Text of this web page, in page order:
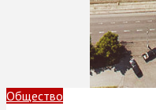
Общество